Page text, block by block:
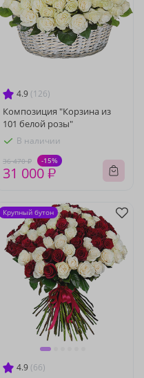
4.9 (126)
Композиция "Корзина из
101 белой розы"
В наличии
36 470 ₽ -15%
31 000 ₽
4.9 (66)
Крупный бутон